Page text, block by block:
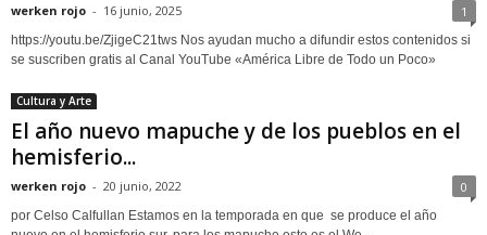
werken rojo - 16 junio, 2025 1
https://youtu.be/ZjigeC21tws Nos ayudan mucho a difundir estos contenidos si
se suscriben gratis al Canal YouTube «América Libre de Todo un Poco»
Cultura y Arte
El año nuevo mapuche y de los pueblos en el
hemisferio...
werken rojo - 20 junio, 2022 0
por Celso Calfullan Estamos en la temporada en que se produce el año